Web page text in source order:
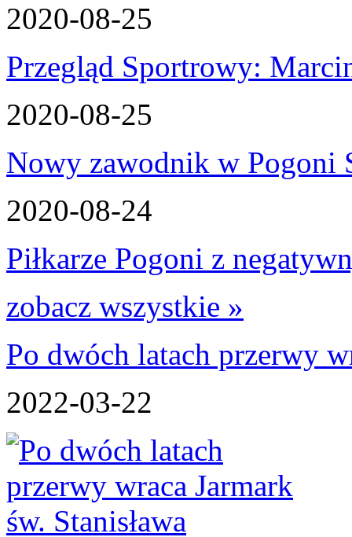
2020-08-25
Przegląd Sportrowy:
2020-08-25
Nowy zawodnik w Pogoni
2020-08-24
Piłkarze Pogoni z
zobacz wszystkie »
Po dwóch latach przerwy
2022-03-22